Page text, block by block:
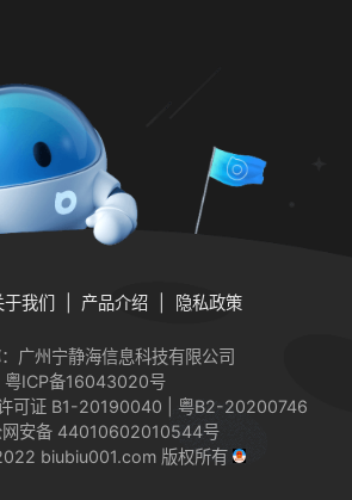
于我们 产品介绍 隐私政策
广州宁静海信息科技有限公司
粤ICP备16043020号
可证 B1-20190040 | 粤B2-20200746
安备 44010602010544号
biubiu001.com 版权所有